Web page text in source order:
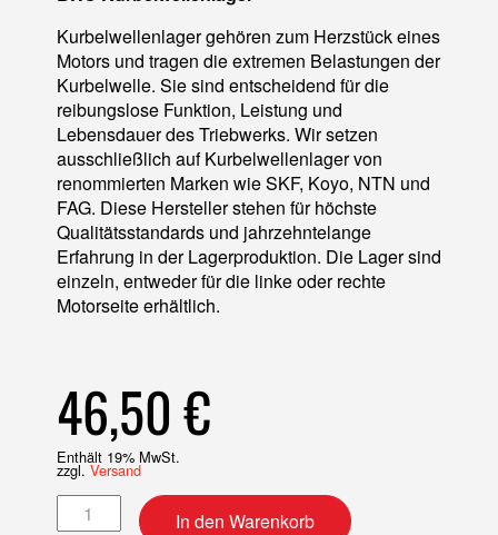
Kurbelwellenlager gehören zum Herzstück eines
Motors und tragen die extremen Belastungen der
Kurbelwelle. Sie sind entscheidend für die
reibungslose Funktion, Leistung und
Lebensdauer des Triebwerks. Wir setzen
ausschließlich auf Kurbelwellenlager von
renommierten Marken wie SKF, Koyo, NTN und
FAG. Diese Hersteller stehen für höchste
Qualitätsstandards und jahrzehntelange
Erfahrung in der Lagerproduktion. Die Lager sind
einzeln, entweder für die linke oder rechte
Motorseite erhältlich.
46,50€
Enthält 19% MwSt.
zzgl.Versand
Kurbelwellenlager links Menge
In den Warenkorb